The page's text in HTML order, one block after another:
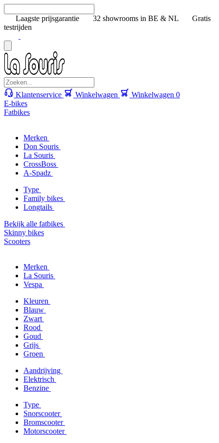
Laagste prijsgarantie 32 showrooms in BE & NL
Gratis
testrijden
Klantenservice Winkelwagen Winkelwagen 0
E-bikes
Fatbikes
Merken
Don Souris
La Souris
CrossBoss
A-Spadz
Type
Family bikes
Longtails
Bekijk alle fatbikes
Skinny bikes
Scooters
Merken
La Souris
Vespa
Kleuren
Blauw
Zwart
Rood
Goud
Grijs
Groen
Aandrijving
Elektrisch
Benzine
Type
Snorscooter
Bromscooter
Motorscooter